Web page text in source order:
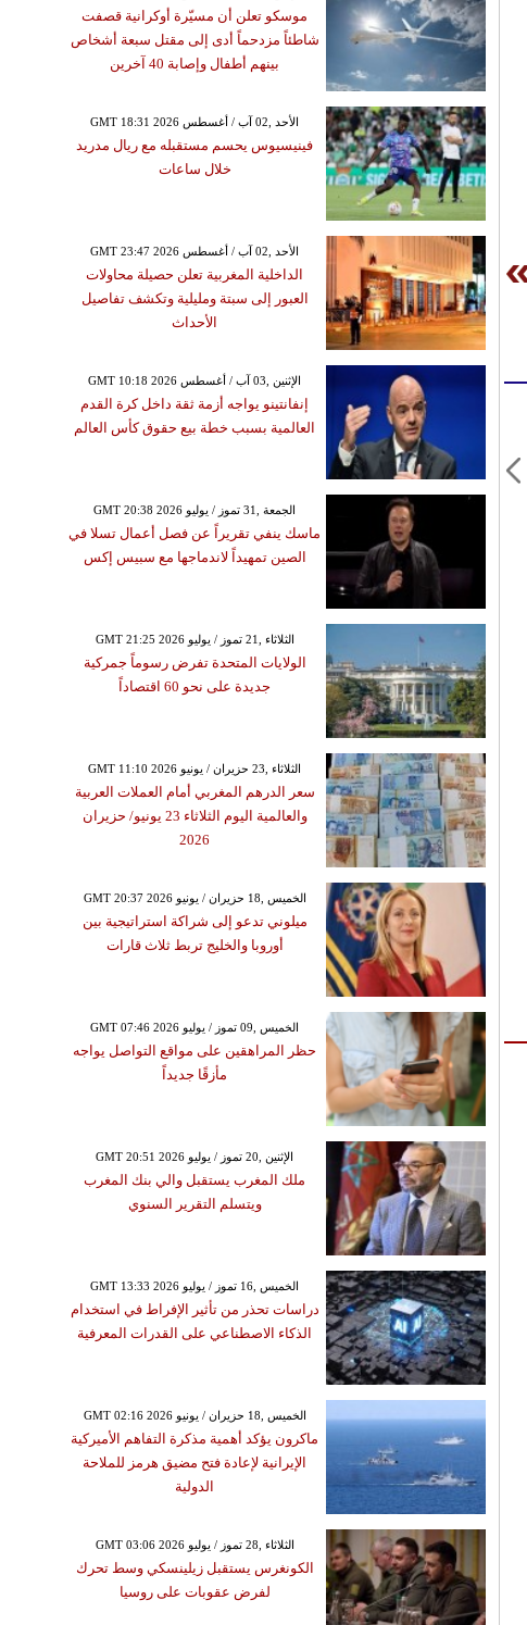
الإثنين ,22 حزيران / يونيو GMT 01:14
الغذائية يوميًا قد يسبب لك
ضررًا
موسكو تعلن أن مسيّرة أوكرانية قصفت
شاطئاً مزدحماً أدى إلى مقتل سبعة أشخاص
بينهم أطفال وإصابة 40 آخرين
GMT 18:31 2026 الأحد ,02 آب / أغسطس
فينيسيوس يحسم مستقبله مع ريال مدريد
خلال ساعات
GMT 23:47 2026 الأحد ,02 آب / أغسطس
الداخلية المغربية تعلن حصيلة محاولات
العبور إلى سبتة ومليلية وتكشف تفاصيل
الأحداث
GMT 10:18 2026 الإثنين ,03 آب / أغسطس
إنفانتينو يواجه أزمة ثقة داخل كرة القدم
العالمية بسبب خطة بيع حقوق كأس العالم
GMT 20:38 2026 الجمعة ,31 تموز / يوليو
ماسك ينفي تقريراً عن فصل أعمال تسلا في
الصين تمهيداً لاندماجها مع سبيس إكس
GMT 21:25 2026 الثلاثاء ,21 تموز / يوليو
الولايات المتحدة تفرض رسوماً جمركية
جديدة على نحو 60 اقتصاداً
GMT 11:10 2026 الثلاثاء ,23 حزيران / يونيو
سعر الدرهم المغربي أمام العملات العربية
والعالمية اليوم الثلاثاء 23 يونيو/ حزيران
2026
GMT 20:37 2026 الخميس ,18 حزيران / يونيو
ميلوني تدعو إلى شراكة استراتيجية بين
أوروبا والخليج تربط ثلاث قارات
GMT 07:46 2026 الخميس ,09 تموز / يوليو
حظر المراهقين على مواقع التواصل يواجه
مأزقًا جديداً
GMT 20:51 2026 الإثنين ,20 تموز / يوليو
ملك المغرب يستقبل والي بنك المغرب
ويتسلم التقرير السنوي
GMT 13:33 2026 الخميس ,16 تموز / يوليو
دراسات تحذر من تأثير الإفراط في استخدام
الذكاء الاصطناعي على القدرات المعرفية
GMT 02:16 2026 الخميس ,18 حزيران / يونيو
ماكرون يؤكد أهمية مذكرة التفاهم الأميركية
الإيرانية لإعادة فتح مضيق هرمز للملاحة
الدولية
GMT 03:06 2026 الثلاثاء ,28 تموز / يوليو
الكونغرس يستقبل زيلينسكي وسط تحرك
لفرض عقوبات على روسيا